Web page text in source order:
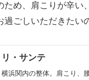
ため、肩こりが辛
ごしいただきたい
リ・サンテ
横浜関内の整体。肩こり、